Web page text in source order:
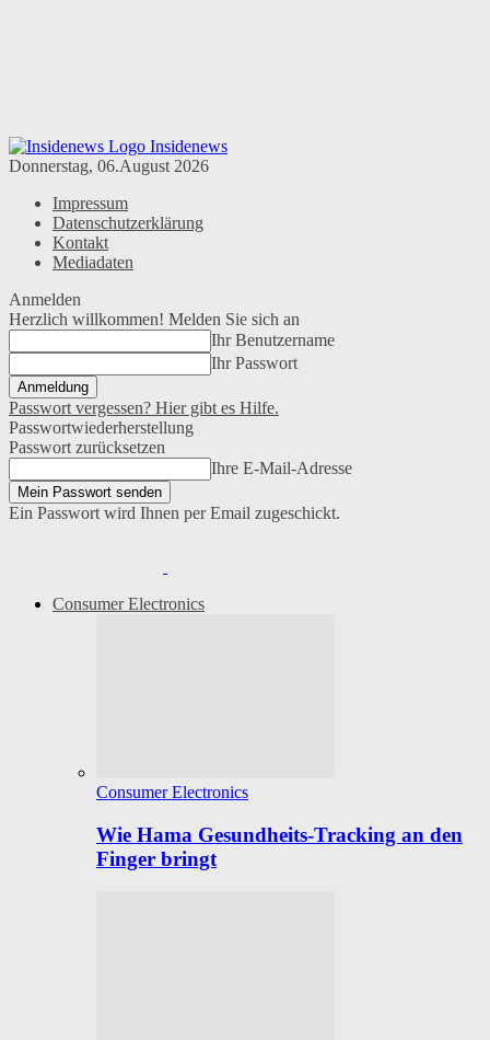
Insidenews
Donnerstag, 06.August 2026
Impressum
Datenschutzerklärung
Kontakt
Mediadaten
Anmelden
Herzlich willkommen! Melden Sie sich an
Ihr Benutzername
Ihr Passwort
Passwort vergessen? Hier gibt es Hilfe.
Passwortwiederherstellung
Passwort zurücksetzen
Ihre E-Mail-Adresse
Ein Passwort wird Ihnen per Email zugeschickt.
Consumer Electronics
Consumer Electronics
Wie Hama Gesundheits-Tracking an den
Finger bringt